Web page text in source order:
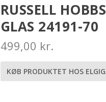
RUSSELL
GLAS 24191-70
499,00 kr.
KØB PRODUKTET HOS